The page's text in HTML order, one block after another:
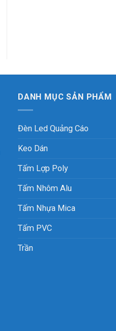
DANH MỤC SẢN PHẨM
Đèn Led Quảng Cáo
Keo Dán
Tấm Lợp Poly
Tấm Nhôm Alu
Tấm Nhựa Mica
Tấm PVC
Trần